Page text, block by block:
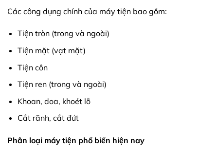
Các công dụng chính của máy tiện bao gồm:
Tiện tròn (trong và ngoài)
Tiện mặt (vạt mặt)
Tiện côn
Tiện ren (trong và ngoài)
Khoan, doa, khoét lỗ
Cắt rãnh, cắt đứt
Phân loại máy tiện phổ biến hiện nay